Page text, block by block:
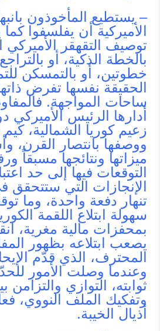
– يستطيع المأخوذون
الأميركية أن يفلسفوا
توصيف التقهقر الأميركي
بالخطة الذكية، أو
خطوتين، أو بالتمسكن
الحقيقة نفسها تفرض
ساحات المواجهة.
أدارها الرئيس الأميركي
زعيم كوريا الشمالية،
ووصفها بانتصار
ميزاتها ونتائجها مسبقاً
التوقعات فيها إلى حد
الإنجازات التي ستتحقق
تنهار دفعة واحدة، وما
سهولة ابتلاع اللقمة
بمحفزات مالية مغرية،
يصعب ابتلاعه بظهور
المحترف، الذي قدّم
وعندما وصلت الأمور
ثوابته، التوازي
وتفكيك الملف النووي،
أذيال الخيبة.